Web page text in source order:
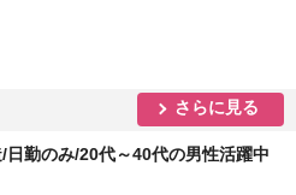
さらに見る
勤のみ/20代～40代の男性活躍中